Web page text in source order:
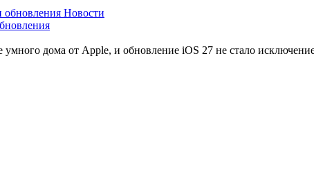
Новости
дома от Apple, и обновление iOS 27 не стало